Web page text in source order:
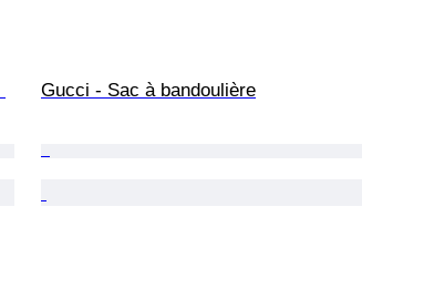
Gucci - Sac à bandoulière